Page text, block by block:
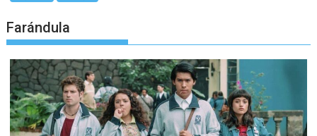
Farándula